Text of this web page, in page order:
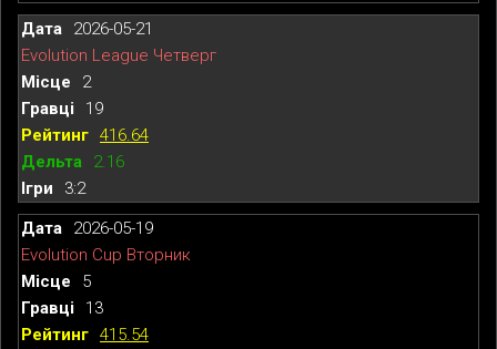
2026-05-21
Evolution League Четверг
2
19
416.64
2.16
3:2
2026-05-19
Evolution Cup Вторник
5
13
415.54